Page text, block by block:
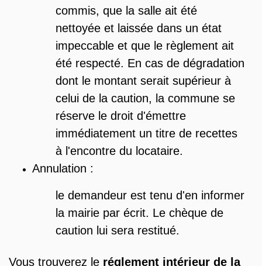
commis, que la salle ait été
nettoyée et laissée dans un état
impeccable et que le règlement ait
été respecté. En cas de dégradation
dont le montant serait supérieur à
celui de la caution, la commune se
réserve le droit d'émettre
immédiatement un titre de recettes
à l'encontre du locataire.
Annulation :
le demandeur est tenu d'en informer
la mairie par écrit. Le chèque de
caution lui sera restitué.
Vous trouverez le réglement intérieur de la